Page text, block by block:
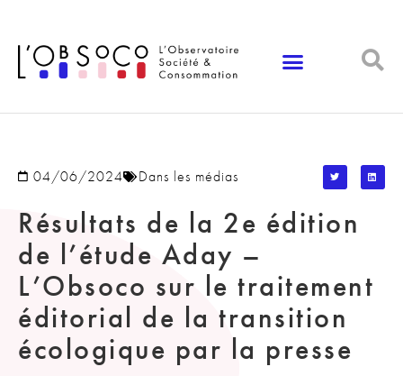
04/06/2024 Dans les médias
Résultats de la 2e édition
de l’étude Aday –
L’Obsoco sur le traitement
éditorial de la transition
écologique par la presse